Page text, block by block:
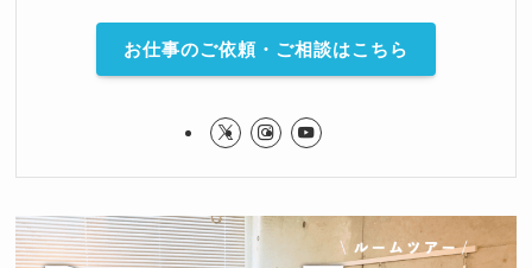
お仕事のご依頼・ご相談はこちら